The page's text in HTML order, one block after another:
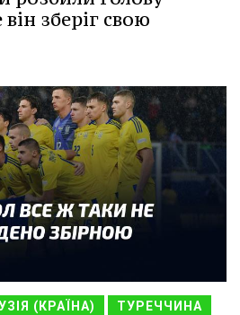
зберіг свою
(КРАЇНА) ТУРЕЧЧИНА